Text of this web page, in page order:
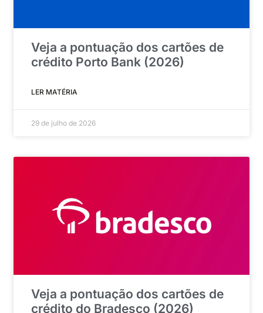
Veja a pontuação dos cartões de
crédito Porto Bank (2026)
LER MATÉRIA
29 de julho de 2026
Veja a pontuação dos cartões de
crédito do Bradesco (2026)